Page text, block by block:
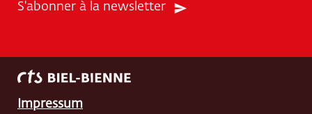
S'abonner à la newsletter
Impressum